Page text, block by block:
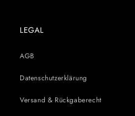
LEGAL
AGB
Datenschutzerklärung
Versand & Rückgaberecht